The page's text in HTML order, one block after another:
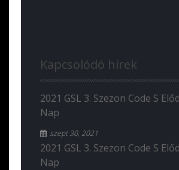
Kapcsolódó hírek
2021 GSL 3. Szezon Code S
Nap
szept 30, 2021
2021 GSL 3. Szezon Code S
Nap